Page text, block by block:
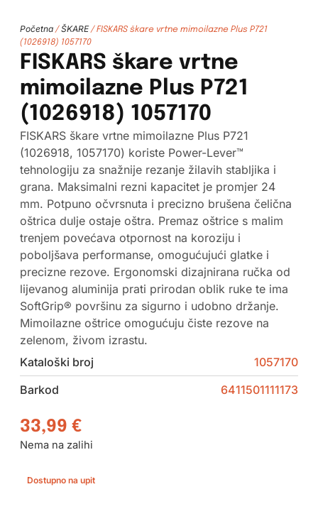
Početna/ ŠKARE/ FISKARS škare vrtne mimoilazne Plus P721
(1026918) 1057170
FISKARS škare vrtne
mimoilazne Plus P721
(1026918) 1057170
FISKARS škare vrtne mimoilazne Plus P721
(1026918, 1057170) koriste Power-Lever™
tehnologiju za snažnije rezanje žilavih stabljika i
grana. Maksimalni rezni kapacitet je promjer 24
mm. Potpuno očvrsnuta i precizno brušena čelična
oštrica dulje ostaje oštra. Premaz oštrice s malim
trenjem povećava otpornost na koroziju i
poboljšava performanse, omogućujući glatke i
precizne rezove. Ergonomski dizajnirana ručka od
lijevanog aluminija prati prirodan oblik ruke te ima
SoftGrip® površinu za sigurno i udobno držanje.
Mimoilazne oštrice omogućuju čiste rezove na
zelenom, živom izrastu.
Kataloški broj
1057170
Barkod
6411501111173
33,99 €
Nema na zalihi
Dostupno na upit